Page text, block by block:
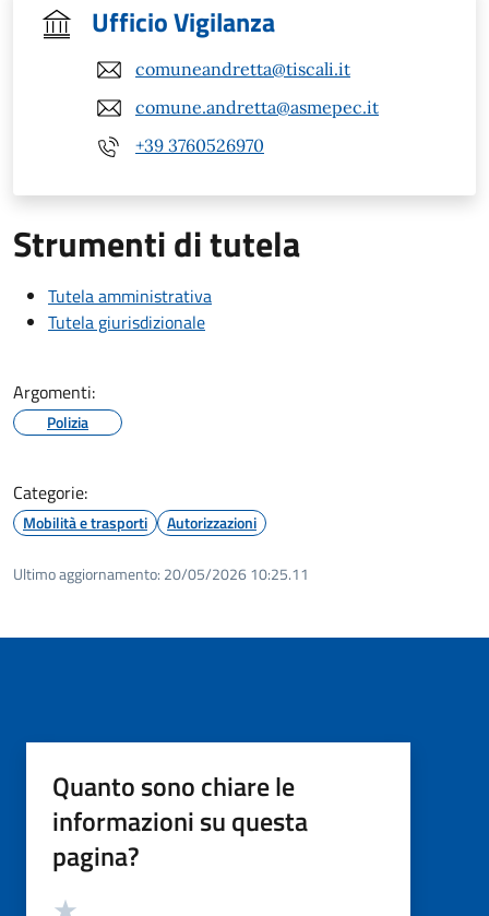
Ufficio Vigilanza
comuneandretta@tiscali.it
comune.andretta@asmepec.it
+39 3760526970
Strumenti di tutela
Tutela amministrativa
Tutela giurisdizionale
Argomenti:
Polizia
Categorie:
Mobilità e trasporti Autorizzazioni
Ultimo aggiornamento: 20/05/2026 10:25.11
Quanto sono chiare le
informazioni su questa
pagina?
Valutazione